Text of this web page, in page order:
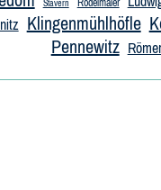
Stavern Rödelmaier
Klingenmühlhöfle
Pennewitz